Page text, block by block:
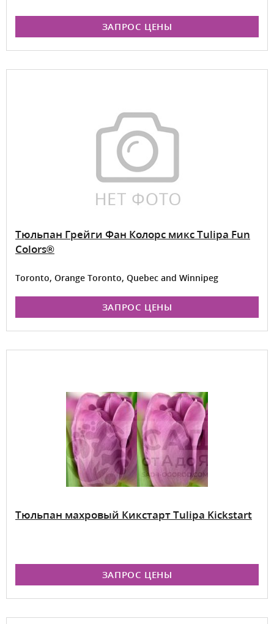
ЗАПРОС ЦЕНЫ
Тюльпан Грейги Фан Колорс микс Tulipa Fun
Colors®
Toronto, Orange Toronto, Quebec and Winnipeg
ЗАПРОС ЦЕНЫ
Тюльпан махровый Кикстарт Tulipa Kickstart
ЗАПРОС ЦЕНЫ